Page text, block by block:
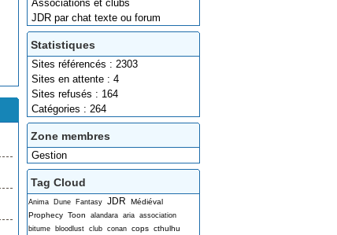
Associations et clubs
JDR par chat texte ou forum
Statistiques
Sites référencés : 2303
Sites en attente : 4
Sites refusés : 164
Catégories : 264
Zone membres
Gestion
Tag Cloud
Anima Dune Fantasy JDR
Médiéval
Prophecy Toon alandara aria association
bitume
bloodlust club conan cops cthulhu